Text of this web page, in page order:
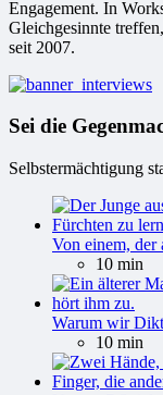
Engagement. In
Gleichgesinnte
seit 2007.
Sei die
Selbstermächtigung
Von einem, der
10 min
Warum wir
10 min